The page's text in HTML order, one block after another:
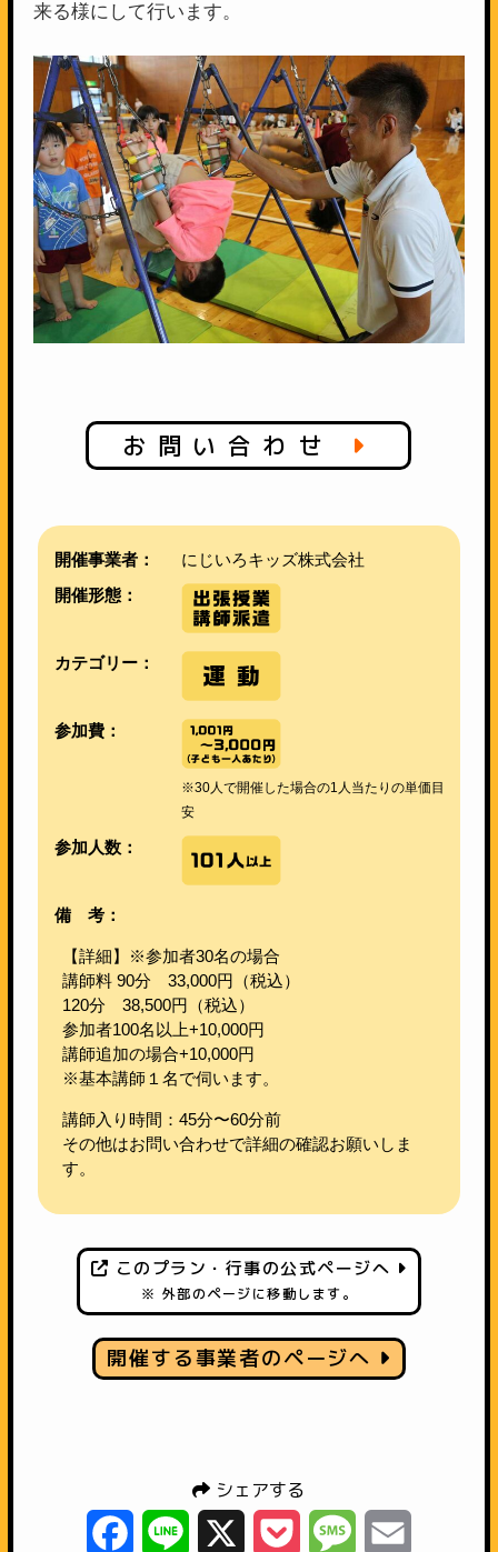
来る様にして行います。
お問い合わせ
開催事業者：
にじいろキッズ株式会社
開催形態：
カテゴリー：
参加費：
※30人で開催した場合の1人当たりの単価目
安
参加人数：
備 考：
【詳細】※参加者30名の場合
講師料 90分 33,000円（税込）
120分 38,500円（税込）
参加者100名以上+10,000円
講師追加の場合+10,000円
※基本講師１名で伺います。
講師入り時間：45分〜60分前
その他はお問い合わせで詳細の確認お願いしま
す。
このプラン・行事の公式ページへ
※ 外部のページに移動します。
開催する事業者のページへ
シェアする
Facebook
Line Pocket Message